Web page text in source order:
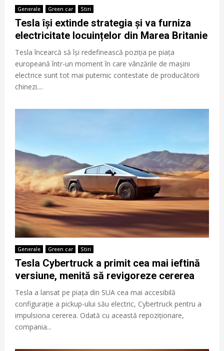
Generale Green car Stiri
Tesla își extinde strategia și va furniza
electricitate locuințelor din Marea Britanie
Tesla încearcă să își redefinească poziția pe piața
europeană într-un moment în care vânzările de mașini
electrice sunt tot mai puternic contestate de producătorii
chinezi....
Generale Green car Stiri
Tesla Cybertruck a primit cea mai ieftină
versiune, menită să revigoreze cererea
Tesla a lansat pe piața din SUA cea mai accesibilă
configurație a pickup-ului său electric, Cybertruck pentru a
impulsiona cererea. Odată cu această repoziționare,
compania...